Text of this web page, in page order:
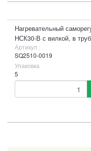
Нагревательный
НСК30-В с вилкой, в
Артикул :
SQ2510-0019
Упаковка
5